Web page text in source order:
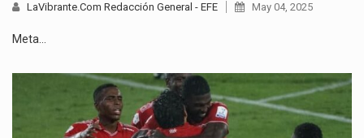
LaVibrante.Com Redacción General - EFE May 04, 2025
Meta…